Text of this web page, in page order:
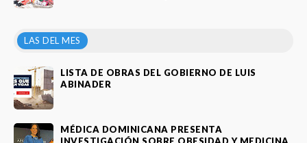
LAS DEL MES
LISTA DE OBRAS DEL GOBIERNO DE LUIS
ABINADER
MÉDICA DOMINICANA PRESENTA